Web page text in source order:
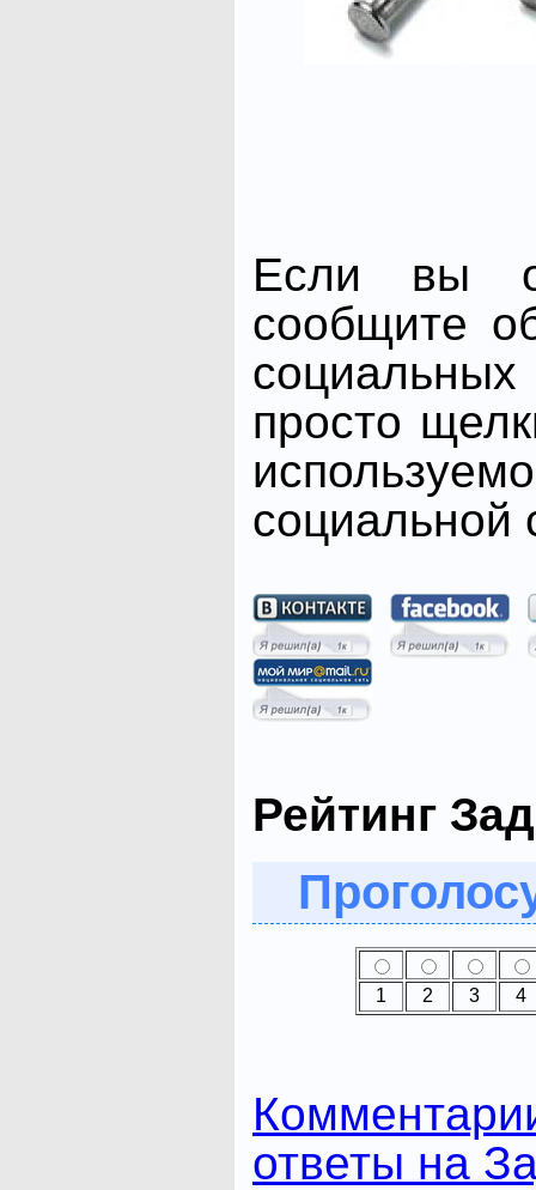
Если вы
сообщите
просто
социальной
Рейтинг
1 2 3 4
ответы на